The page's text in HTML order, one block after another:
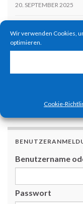
Wir verwenden Cookies,
optimieren.
Cookie-
20. SEPTEMBER 2025
11. JULI 2025
Ferienprogramm
Flugtag zum 65-
9. JULI 2023
Benutzername
Passwort